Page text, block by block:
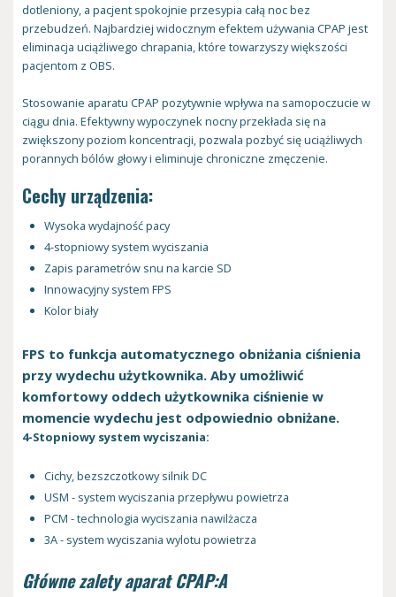
dotleniony, a pacjent spokojnie przesypia całą noc bez
przebudzeń. Najbardziej widocznym efektem używania CPAP jest
eliminacja uciążliwego chrapania, które towarzyszy większości
pacjentom z OBS.
Stosowanie aparatu CPAP pozytywnie wpływa na samopoczucie w
ciągu dnia. Efektywny wypoczynek nocny przekłada się na
zwiększony poziom koncentracji, pozwala pozbyć się uciążliwych
porannych bólów głowy i eliminuje chroniczne zmęczenie.
Cechy urządzenia:
Wysoka wydajność pacy
4-stopniowy system wyciszania
Zapis parametrów snu na karcie SD
Innowacyjny system FPS
Kolor biały
FPS to funkcja automatycznego obniżania ciśnienia
przy wydechu użytkownika. Aby umożliwić
komfortowy oddech użytkownika ciśnienie w
momencie wydechu jest odpowiednio obniżane.
4-Stopniowy system wyciszania:
Cichy, bezszczotkowy silnik DC
USM - system wyciszania przepływu powietrza
PCM - technologia wyciszania nawilżacza
3A - system wyciszania wylotu powietrza
Główne zalety aparat CPAP:A